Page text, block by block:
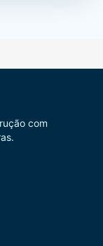
com